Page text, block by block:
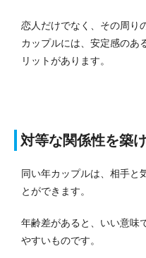
恋人だけでなく、その周り
カップルには、安定感のあ
リットがあります。
対等な関係性を築
同い年カップルは、相手と
とができます。
年齢差があると、いい意味
やすいものです。